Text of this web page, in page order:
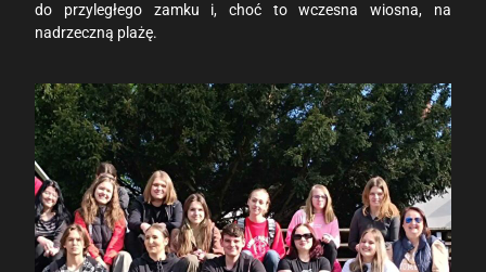
do przyległego zamku i, choć to wczesna wiosna, na
nadrzeczną plażę.